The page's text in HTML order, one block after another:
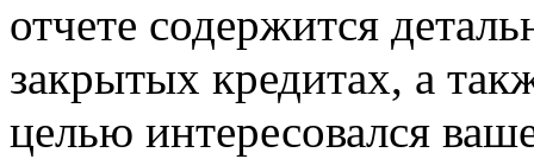
отчете содержится
закрытых кредитах, а
целью интересовался